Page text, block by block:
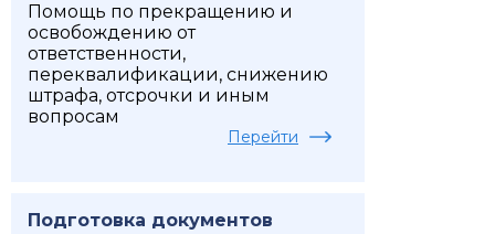
Помощь по прекращению и
освобождению от
ответственности,
переквалификации, снижению
штрафа, отсрочки и иным
вопросам
Перейти
Подготовка документов